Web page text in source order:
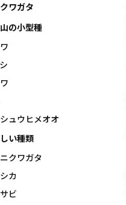
ワガタ
の小型種
ュウヒメオオ
い種類
クワガタ
カ
ビ